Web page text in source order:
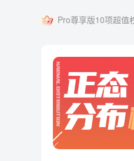
Pro尊享版10项超值